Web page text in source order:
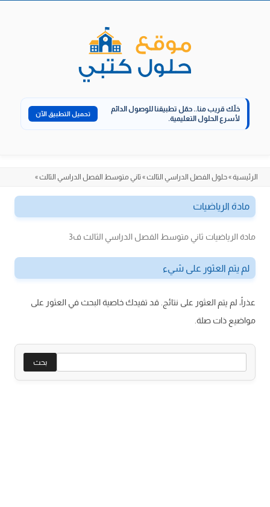
خلّك قريب منا.. حمّل تطبيقنا للوصول الدائم
لأسرع الحلول التعليمية.
تحميل التطبيق الآن
الرئيسية»حلول الفصل الدراسي الثالث» ثاني متوسط الفصل الدراسي الثالث»
مادة الرياضيات
مادة الرياضيات ثاني متوسط الفصل الدراسي الثالث ف3
لم يتم العثور على شيء
عذراً، لم يتم العثور على نتائج. قد تفيدك خاصية البحث في العثور على
مواضيع ذات صلة.
عن: